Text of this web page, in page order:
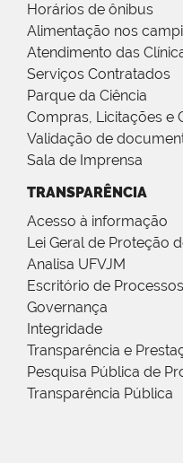
Horários de ônibus
Alimentação nos campi
Atendimento das
Serviços Contratados
Parque da Ciência
Compras, Licitações e
Validação de
Sala de Imprensa
TRANSPARÊNCIA
Acesso à informação
Lei Geral de Proteção
Analisa UFVJM
Escritório de Processos
Governança
Integridade
Transparência e
Pesquisa Pública de
Transparência Pública